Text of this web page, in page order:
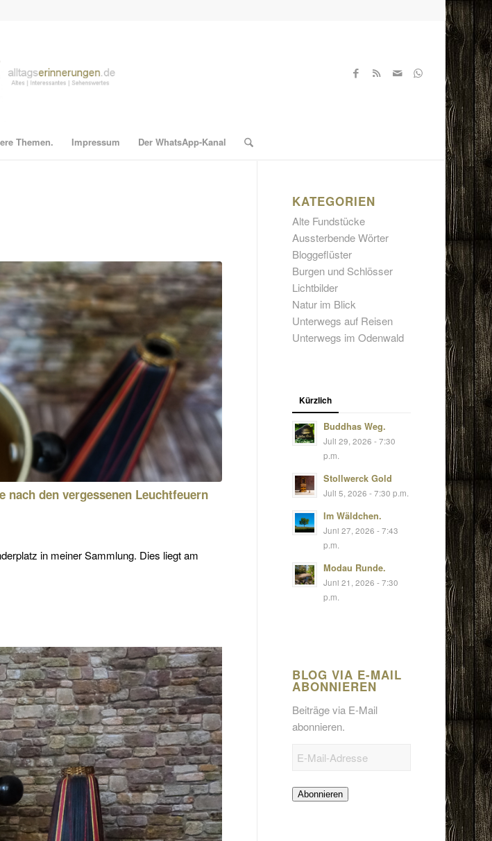
Themen. Impressum Der WhatsApp-Kanal
nach den vergessenen Leuchtfeuern
in meiner Sammlung. Dies liegt am
KATEGORIEN
Alte Fundstücke
Aussterbende Wörter
Bloggeflüster
Burgen und Schlösser
Lichtbilder
Natur im Blick
Unterwegs auf Reisen
Unterwegs im Odenwald
Kürzlich
Buddhas Weg.
Juli 29, 2026 - 7:30
p.m.
Stollwerck Gold
Juli 5, 2026 - 7:30 p.m.
Im Wäldchen.
Juni 27, 2026 - 7:43
p.m.
Modau Runde.
Juni 21, 2026 - 7:30
p.m.
BLOG VIA E-MAIL
ABONNIEREN
Beiträge via E-Mail
abonnieren.
E-
Adresse
Abonnieren